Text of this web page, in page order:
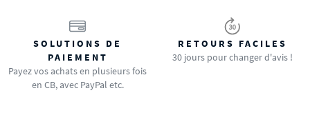
SOLUTIONS DE
PAIEMENT
Payez vos achats en plusieurs fois
en CB, avec PayPal etc.
RETOURS FACILES
30 jours pour changer d'avis !